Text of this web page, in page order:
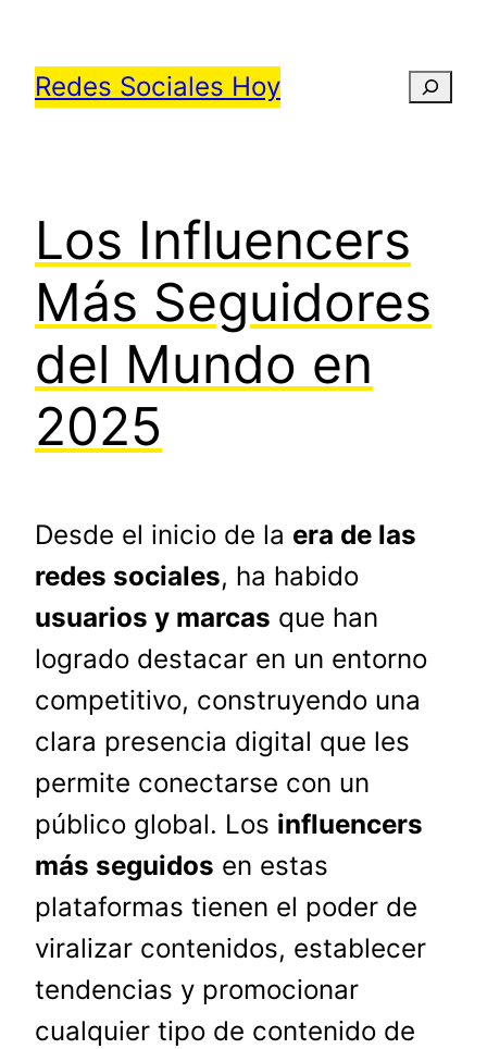
contenido
Redes Sociales Hoy
Los Influencers
Más Seguidores
del Mundo en
2025
Desde el inicio de la era de las
redes sociales, ha habido
usuarios y marcas que han
logrado destacar en un entorno
competitivo, construyendo una
clara presencia digital que les
permite conectarse con un
público global. Los influencers
más seguidos en estas
plataformas tienen el poder de
viralizar contenidos, establecer
tendencias y promocionar
cualquier tipo de contenido de